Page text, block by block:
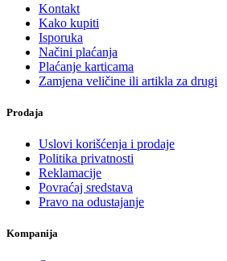
Kontakt
Kako kupiti
Isporuka
Načini plaćanja
Plaćanje karticama
Zamjena veličine ili artikla za drugi
Prodaja
Uslovi korišćenja i prodaje
Politika privatnosti
Reklamacije
Povraćaj sredstava
Pravo na odustajanje
Kompanija